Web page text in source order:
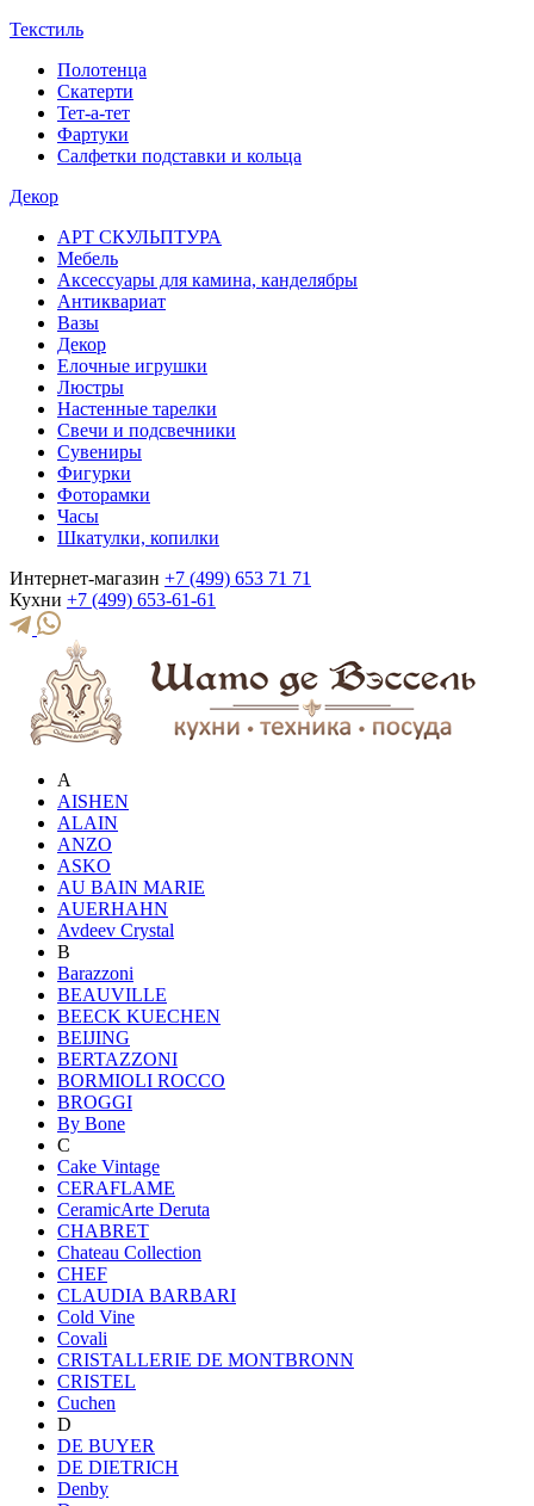
Текстиль
Полотенца
Скатерти
Тет-а-тет
Фартуки
Салфетки подставки и кольца
Декор
АРТ СКУЛЬПТУРА
Мебель
Аксессуары для камина, канделябры
Антиквариат
Вазы
Декор
Елочные игрушки
Люстры
Настенные тарелки
Свечи и подсвечники
Сувениры
Фигурки
Фоторамки
Часы
Шкатулки, копилки
Интернет-магазин +7 (499) 653 71 71
Кухни +7 (499) 653-61-61
A
AISHEN
ALAIN
ANZO
ASKO
AU BAIN MARIE
AUERHAHN
Avdeev Crystal
B
Barazzoni
BEAUVILLE
BEECK KUECHEN
BEIJING
BERTAZZONI
BORMIOLI ROCCO
BROGGI
By Bone
C
Cake Vintage
CERAFLAME
CeramicArte Deruta
CHABRET
Chateau Collection
CHEF
CLAUDIA BARBARI
Cold Vine
Covali
CRISTALLERIE DE MONTBRONN
CRISTEL
Cuchen
D
DE BUYER
DE DIETRICH
Denby